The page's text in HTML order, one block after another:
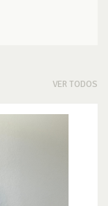
VER TODOS